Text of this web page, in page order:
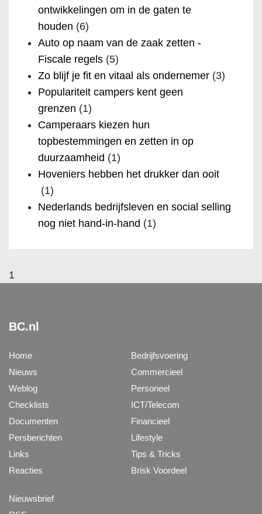
ontwikkelingen om in de gaten te
houden (6)
Auto op naam van de zaak zetten -
Fiscale regels (5)
Zo blijf je fit en vitaal als ondernemer (3)
Populariteit campers kent geen
grenzen (1)
Camperaars kiezen hun
topbestemmingen en zetten in op
duurzaamheid (1)
Hoveniers hebben het drukker dan ooit
(1)
Nederlands bedrijfsleven en social selling
nog niet hand-in-hand (1)
1
BC.nl
Home
Nieuws
Weblog
Checklists
Documenten
Persberichten
Links
Reacties
Bedrijfsvoering
Commercieel
Personeel
ICT/Telecom
Financieel
Lifestyle
Tips & Tricks
Brisk Voordeel
Nieuwsbrief